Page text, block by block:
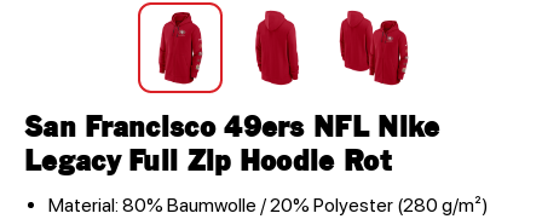
San Francisco 49ers NFL Nike
Legacy Full Zip Hoodie Rot
Material: 80% Baumwolle / 20% Polyester (280 g/m²)